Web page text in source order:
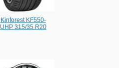
Kinforest KF550-
UHP 315/35 R20